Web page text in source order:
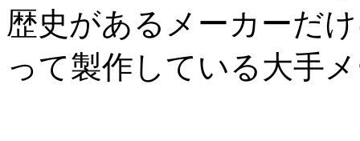
歴史があるメーカーだ
って製作している大手